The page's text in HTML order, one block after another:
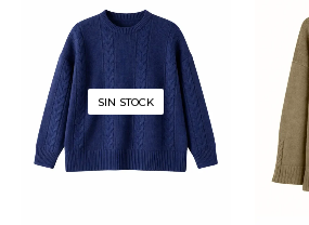
SIN STOCK